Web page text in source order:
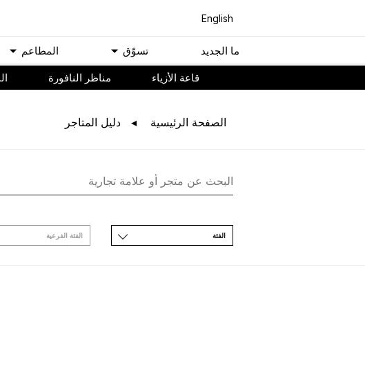
English
ﻣﺎ اﻟﺠﺪﻳﺪ ﺗﺴﻮّﻕ اﻟﻤﻄﺎﻋﻢ
ﻗﺎﻋﺔ اﻷﺯﻳﺎء مناظر النافورة
اﻟﺼﻔﺤﺔ اﻟﺮﺋﻴﺴﻴﺔ ﺩﻟﻴﻞ اﻟﻤﺘﺎﺟﺮ
اﻟﻔﺌﺔ اﻟﻔﺌﺔ اﻟﻔﺮﻋﻴﺔ